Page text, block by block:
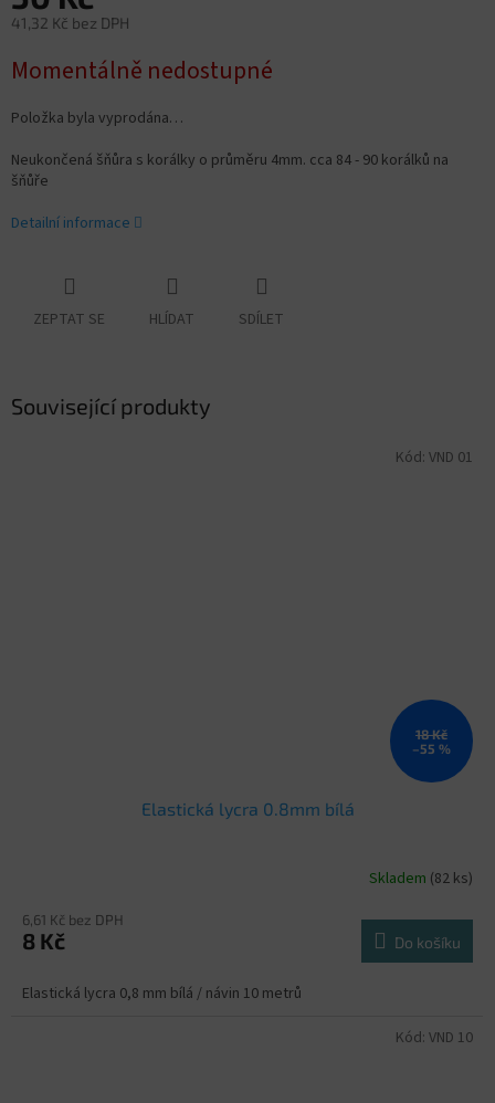
41,32 Kč bez DPH
cena:
Momentálně nedostupné
Položka byla vyprodána…
Neukončená šňůra s korálky o průměru 4mm. cca 84 - 90 korálků na
šňůře
Detailní informace
ZEPTAT SE HLÍDAT SDÍLET
Související produkty
18 Kč
–55 %
Elastická lycra 0.8mm bílá
Skladem (82 ks)
6,61 Kč bez DPH
8 Kč Do košíku
Elastická lycra 0,8 mm bílá / návin 10 metrů
Kód: VND 01
Kód: VND 10